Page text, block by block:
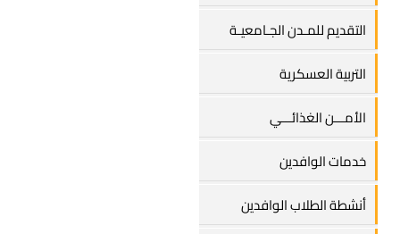
التقديم للمـدن الجـامعيـة
التربية العسكرية
الأمـــن الغذائـــي
خدمات الوافدين
أنشطة الطلاب الوافدين